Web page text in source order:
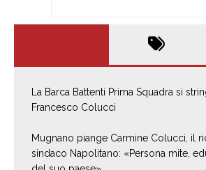
La Barca Battenti Prima Squadra si
Francesco Colucci
Mugnano piange Carmine Colucci, il
sindaco Napolitano: «Persona mite,